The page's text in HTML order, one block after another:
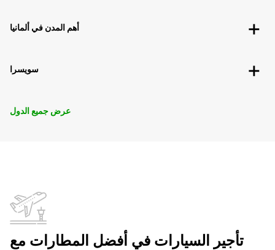
أهم المدن في ألمانيا
سويسرا
عرض جميع الدول
تأجير السيارات في أفضل المطارات مع